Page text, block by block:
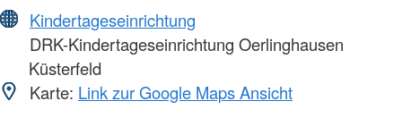
Kindertageseinrichtung
DRK-Kindertageseinrichtung Oerlinghausen
Küsterfeld
Karte: Link zur Google Maps Ansicht